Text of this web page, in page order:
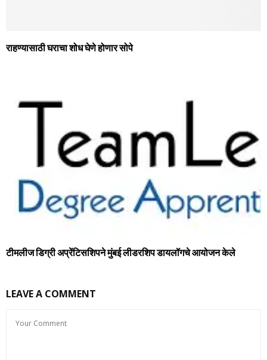
राहण्यासाठी घराचा शोध घेणे होणार सोपे
टीमलीज डिग्री अप्रेंटिसशिपने मुंबई लीडरशिप डायलॉगचे आयोजन केले
LEAVE A COMMENT